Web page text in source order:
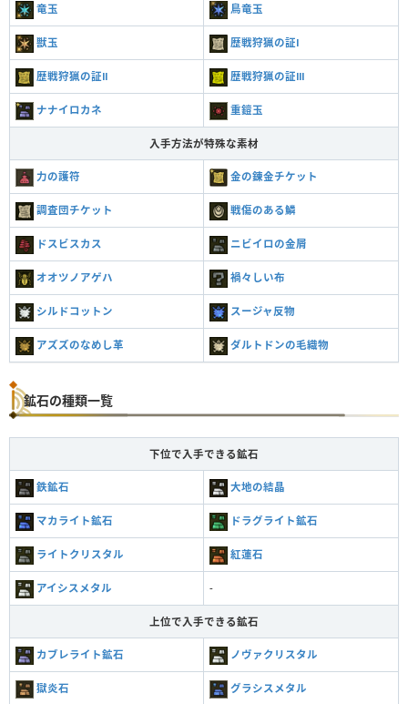
竜玉 鳥竜玉
獣玉 歴戦狩猟の証Ⅰ
歴戦狩猟の証Ⅱ 歴戦狩猟の証Ⅲ
ナナイロカネ 重鎧玉
入手方法が特殊な素材
力の護符 金の錬金チケット
調査団チケット 戦傷のある鱗
ドスビスカス ニビイロの金屑
オオツノアゲハ 禍々しい布
シルドコットン スージャ反物
アズズのなめし革 ダルトドンの毛織物
鉱石の種類一覧
下位で入手できる鉱石
鉄鉱石 大地の結晶
マカライト鉱石 ドラグライト鉱石
ライトクリスタル 紅蓮石
アイシスメタル -
上位で入手できる鉱石
カブレライト鉱石 ノヴァクリスタル
獄炎石 グラシスメタル